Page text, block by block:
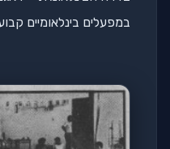
במפעלים בינלאומיים